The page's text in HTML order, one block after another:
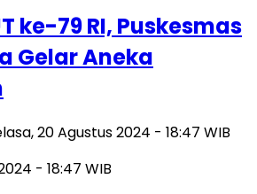
ke-79 RI, Puskesmas
Gelar Aneka
20 Agustus 2024 - 18:47 WIB
- 18:47 WIB